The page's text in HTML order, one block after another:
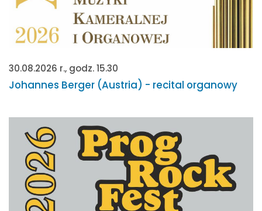
30.08.2026 r., godz. 15.30
Johannes Berger (Austria) - recital organowy